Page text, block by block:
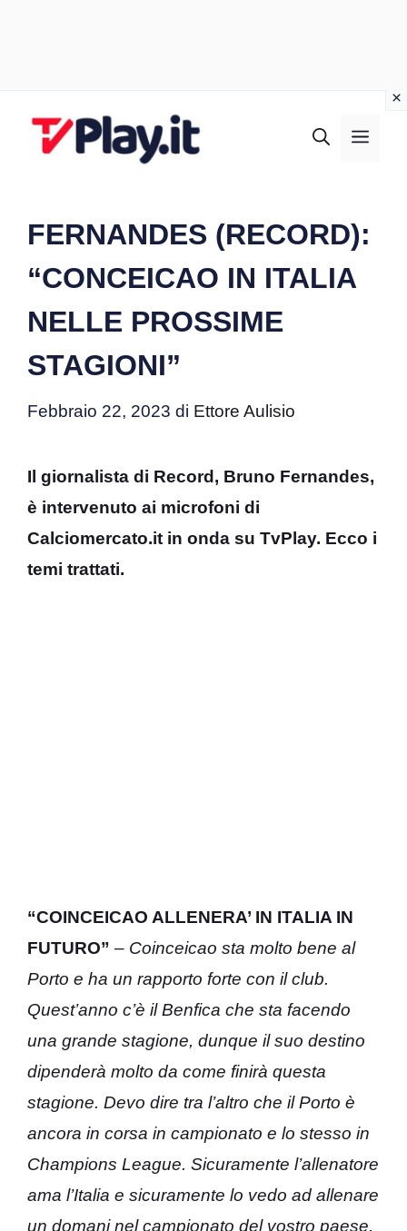
FERNANDES (RECORD):
“CONCEICAO IN ITALIA
NELLE PROSSIME
STAGIONI”
Febbraio 22, 2023 di Ettore Aulisio
Il giornalista di Record, Bruno Fernandes,
è intervenuto ai microfoni di
Calciomercato.it in onda su TvPlay. Ecco i
temi trattati.
“COINCEICAO ALLENERA’ IN ITALIA IN
FUTURO” – Coinceicao sta molto bene al
Porto e ha un rapporto forte con il club.
Quest’anno c’è il Benfica che sta facendo
una grande stagione, dunque il suo destino
dipenderà molto da come finirà questa
stagione. Devo dire tra l’altro che il Porto è
ancora in corsa in campionato e lo stesso in
Champions League. Sicuramente l’allenatore
ama l’Italia e sicuramente lo vedo ad allenare
un domani nel campionato del vostro paese,